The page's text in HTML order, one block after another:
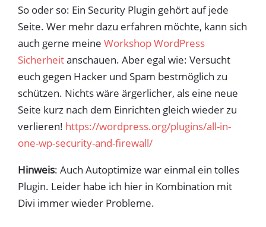
So oder so: Ein Security Plugin gehört auf jede
Seite. Wer mehr dazu erfahren möchte, kann sich
auch gerne meine Workshop WordPress
Sicherheitanschauen. Aber egal wie: Versucht
euch gegen Hacker und Spam bestmöglich zu
schützen. Nichts wäre ärgerlicher, als eine neue
Seite kurz nach dem Einrichten gleich wieder zu
verlieren! https://wordpress.org/plugins/all-in-
one-wp-security-and-firewall/
Hinweis: Auch Autoptimize war einmal ein tolles
Plugin. Leider habe ich hier in Kombination mit
Divi immer wieder Probleme.